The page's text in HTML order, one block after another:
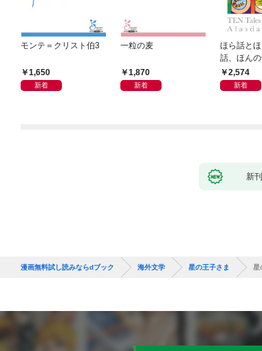
モンテ＝クリスト伯3
1,650
新着
一粒の麦
1,870
新着
ほら話と
話、ほん
装版］
2,574
新着
新
漫画無料試し読みならdブック 海外文学 星の王子さま 星